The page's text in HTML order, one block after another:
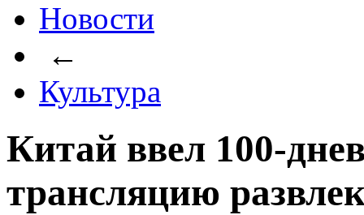
Новости
←
Культура
Китай ввел 100-
трансляцию